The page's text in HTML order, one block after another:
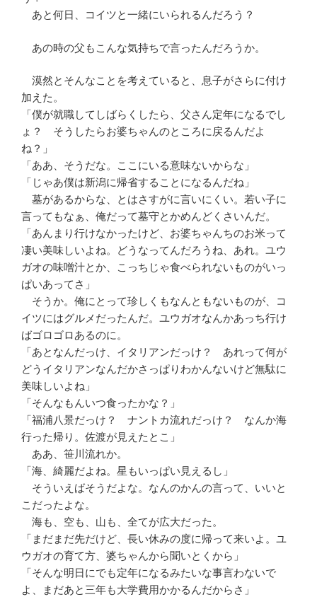
あと何日、コイツと一緒にいられるんだろう？
あの時の父もこんな気持ちで言ったんだろうか。
漠然とそんなことを考えていると、息子がさらに付け
加えた。
「僕が就職してしばらくしたら、父さん定年になるでし
ょ？ そうしたらお婆ちゃんのところに戻るんだよ
ね？」
「ああ、そうだな。ここにいる意味ないからな」
「じゃあ僕は新潟に帰省することになるんだね」
墓があるからな、とはさすがに言いにくい。若い子に
言ってもなぁ、俺だって墓守とかめんどくさいんだ。
「あんまり行けなかったけど、お婆ちゃんちのお米って
凄い美味しいよね。どうなってんだろうね、あれ。ユウ
ガオの味噌汁とか、こっちじゃ食べられないものがいっ
ぱいあってさ」
そうか。俺にとって珍しくもなんともないものが、コ
イツにはグルメだったんだ。ユウガオなんかあっち行け
ばゴロゴロあるのに。
「あとなんだっけ、イタリアンだっけ？ あれって何が
どうイタリアンなんだかさっぱりわかんないけど無駄に
美味しいよね」
「そんなもんいつ食ったかな？」
「福浦八景だっけ？ ナントカ流れだっけ？ なんか海
行った帰り。佐渡が見えたとこ」
ああ、笹川流れか。
「海、綺麗だよね。星もいっぱい見えるし」
そういえばそうだよな。なんのかんの言って、いいと
こだったよな。
海も、空も、山も、全てが広大だった。
「まだまだ先だけど、長い休みの度に帰って来いよ。ユ
ウガオの育て方、婆ちゃんから聞いとくから」
「そんな明日にでも定年になるみたいな事言わないで
よ、まだあと三年も大学費用かかるんだからさ」